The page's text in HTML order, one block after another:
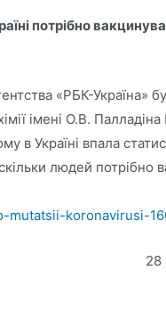
потрібно
«РБК-Україна»
імені О.В.
в Україні впала
людей потрібно
koronavirusi-
28